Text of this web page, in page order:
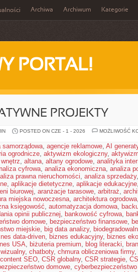
Archiwa Archiwum Kategorie
PORTAL!
PROJEKTY
POSTED ON CZE - 1 - 2026
MOŻLIWOŚĆ
samorządowa, agencje reklamowe, AI
ogrodnicze, aktywizm ekologiczny,
, altana, altany ogrodowe, analityka
cyfrowa, analiza ekonomiczna, analiza
prawna nieruchomości, analiza sprzedaży
, aplikacje dietetyczne, aplikacje edukacyjne
biurowej, aranżacje tarasowe, arbitraż,
miejska nowoczesna, architektura ogrodowa
księgowość, automatyzacja domowa,
opinii publicznej, bankowość cyfrowa,
domowe, bezpieczeństwo finansowe,
miejskie, big data analizy,
data-driven, biznes edukacyjny, biznes
USA, biżuteria premium, blog literacki,
, chatboty, chmura obliczeniowa firmy,
content SEO, CSR globalny, CSR strategie,
domowe,